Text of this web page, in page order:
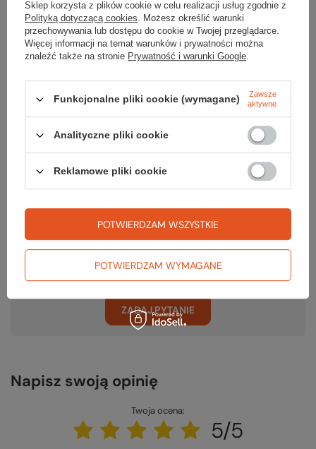
Gwarancja
Na sprzedawane produkty udzielana jest 24-miesięczna rękojmia na
podstawie ustawy z dnia 30 maja 2014r. o prawach konsumenta.
Ober Alp S.p.A.-A.G. Więcej
Potrzebujesz pomocy? Masz pytania?
Zadaj pytanie a my odpowiemy niezwłocznie, najciekawsze pytania i
odpowiedzi publikując dla innych.
ZADAJ PYTANIE
Napisz swoją opinię
Twoja ocena:
5/5
Sklep korzysta z plików cookie w celu realizacji usług zgodnie z
Polityką dotyczącą cookies. Możesz określić warunki
przechowywania lub dostępu do cookie w Twojej przeglądarce.
Więcej informacji na temat warunków i prywatności można
znaleźć także na stronie Prywatność i warunki Google.
Funkcjonalne pliki cookie (wymagane)
Zawsze
aktywne
Analityczne pliki cookie
Reklamowe pliki cookie
POTWIERDZAM WYMAGANE
POTWIERDZAM WSZYSTKIE